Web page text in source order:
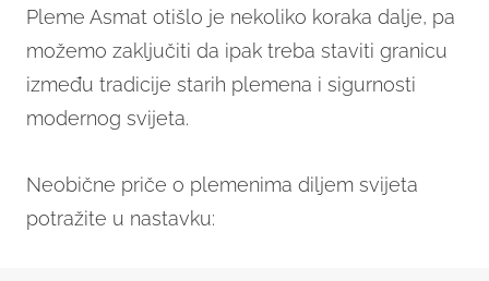
Pleme Asmat otišlo je nekoliko koraka dalje, pa
možemo zaključiti da ipak treba staviti granicu
između tradicije starih plemena i sigurnosti
modernog svijeta.
Neobične priče o plemenima diljem svijeta
potražite u nastavku: